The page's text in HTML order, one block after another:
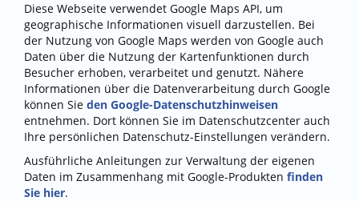
Diese Webseite verwendet Google Maps API, um
geographische Informationen visuell darzustellen. Bei
der Nutzung von Google Maps werden von Google auch
Daten über die Nutzung der Kartenfunktionen durch
Besucher erhoben, verarbeitet und genutzt. Nähere
Informationen über die Datenverarbeitung durch Google
können Sie den Google-Datenschutzhinweisen
entnehmen. Dort können Sie im Datenschutzcenter auch
Ihre persönlichen Datenschutz-Einstellungen verändern.
Ausführliche Anleitungen zur Verwaltung der eigenen
Daten im Zusammenhang mit Google-Produkten finden
Sie hier.